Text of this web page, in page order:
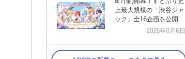
上最大規模の「渋谷ジャ
ック」全16企画を公開
2026年8月6日